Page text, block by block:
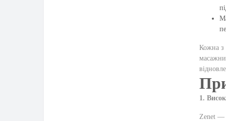
Кожна з
1.
Zenet —